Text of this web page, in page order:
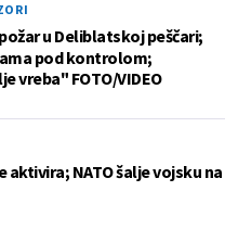
u Deliblatskoj peščari;
pod kontrolom;
vreba" FOTO/VIDEO
NATO šalje vojsku na